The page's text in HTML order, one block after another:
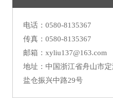
电话：0580-8135367
传真：0580-8135367
邮箱：xyliu137@163.com
地址：中国浙江省舟山市
盐仓振兴中路29号